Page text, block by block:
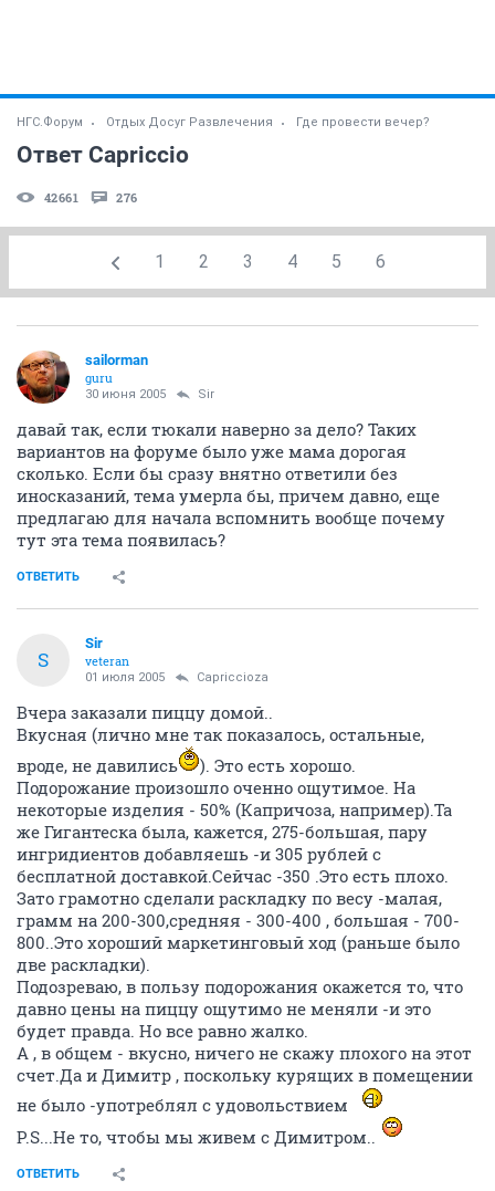
НГС.Форум Отдых Досуг Развлечения Где провести вечер?
Ответ Capriccio
42661 276
1 2 3 4 5 6
sailorman
guru
30 июня 2005 Sir
давай так, если тюкали наверно за дело? Таких
вариантов на форуме было уже мама дорогая
сколько. Если бы сразу внятно ответили без
иносказаний, тема умерла бы, причем давно, еще
предлагаю для начала вспомнить вообще почему
тут эта тема появилась?
ОТВЕТИТЬ
S
Sir
veteran
01 июля 2005 Capriccioza
Вчера заказали пиццу домой..
Вкусная (лично мне так показалось, остальные,
вроде, не давились
). Это есть хорошо.
Подорожание произошло оченно ощутимое. На
некоторые изделия - 50% (Капричоза, например).Та
же Гигантеска была, кажется, 275-большая, пару
ингридиентов добавляешь -и 305 рублей с
бесплатной доставкой.Сейчас -350 .Это есть плохо.
Зато грамотно сделали раскладку по весу -малая,
грамм на 200-300,средняя - 300-400 , большая - 700-
800..Это хороший маркетинговый ход (раньше было
две раскладки).
Подозреваю, в пользу подорожания окажется то, что
давно цены на пиццу ощутимо не меняли -и это
будет правда. Но все равно жалко.
А , в общем - вкусно, ничего не скажу плохого на этот
счет.Да и Димитр , поскольку курящих в помещении
не было -употреблял с удовольствием
P.S...Не то, чтобы мы живем с Димитром..
ОТВЕТИТЬ